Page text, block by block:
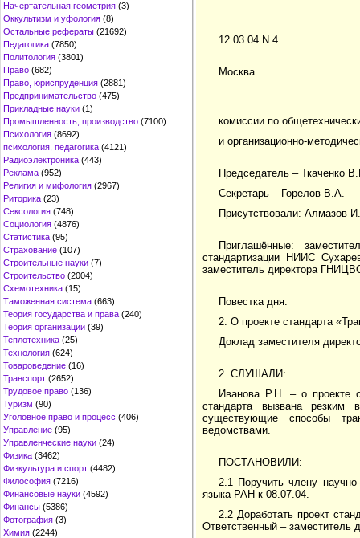
Начертательная геометрия (3)
Оккультизм и уфология (8)
Остальные рефераты (21692)
Педагогика (7850)
Политология (3801)
Право (682)
Право, юриспруденция (2881)
Предпринимательство (475)
Прикладные науки (1)
Промышленность, производство (7100)
Психология (8692)
психология, педагогика (4121)
Радиоэлектроника (443)
Реклама (952)
Религия и мифология (2967)
Риторика (23)
Сексология (748)
Социология (4876)
Статистика (95)
Страхование (107)
Строительные науки (7)
Строительство (2004)
Схемотехника (15)
Таможенная система (663)
Теория государства и права (240)
Теория организации (39)
Теплотехника (25)
Технология (624)
Товароведение (16)
Транспорт (2652)
Трудовое право (136)
Туризм (90)
Уголовное право и процесс (406)
Управление (95)
Управленческие науки (24)
Физика (3462)
Физкультура и спорт (4482)
Философия (7216)
Финансовые науки (4592)
Финансы (5386)
Фотография (3)
Химия (2244)
12.03.04 N 4
Москва
комиссии по
и организационно-
Председатель – Ткаченко
Секретарь – Горелов В.А.
Присутствовали: Алмазов
Приглашённые:
стандартизации НИИС
заместитель директора
Повестка дня:
2. О проекте стандарта
Доклад заместителя
2. СЛУШАЛИ:
Иванова Р.Н. – о проекте
стандарта вызвана резким
существующие способы
ведомствами.
ПОСТАНОВИЛИ:
2.1 Поручить члену
языка РАН к 08.07.04.
2.2 Доработать проект
Ответственный – заместитель